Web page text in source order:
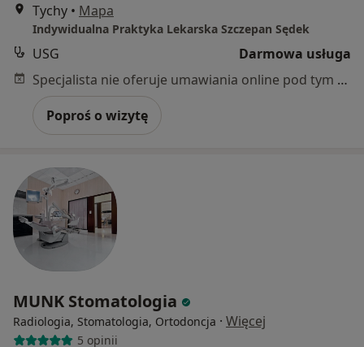
Tychy • Mapa
Indywidualna Praktyka Lekarska Szczepan Sędek
USG
Darmowa usługa
Specjalista nie oferuje umawiania online pod tym adresem.
Poproś o wizytę
MUNK Stomatologia
Radiologia, Stomatologia, Ortodoncja · Więcej
5 opinii